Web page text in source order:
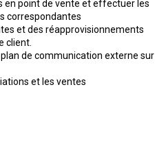
en point de vente et effectuer les
correspondantes
et des réapprovisionnements
client.
de communication externe sur
et les ventes